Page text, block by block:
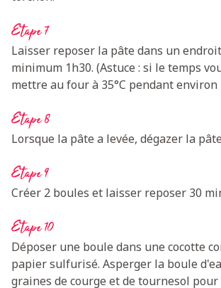
Etape 7
Laisser reposer la pâte dans un
minimum 1h30. (Astuce : si le temps
mettre au four à 35°C pendant environ
Etape 8
Lorsque la pâte a levée, dégazer la
Etape 9
Créer 2 boules et laisser reposer 30
Etape 10
Déposer une boule dans une cocotte
papier sulfurisé. Asperger la boule
graines de courge et de tournesol